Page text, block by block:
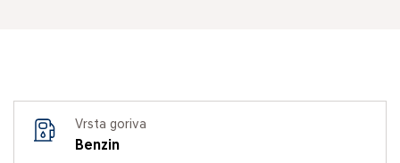
Vrsta goriva
Benzin